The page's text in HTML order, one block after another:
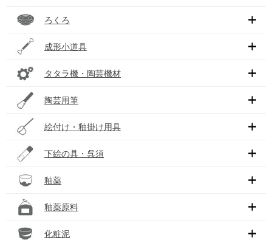
ろくろ
成形小道具
タタラ機・陶芸機材
陶芸用筆
絵付け・釉掛け用具
下絵の具・呉須
釉薬
釉薬原料
化粧泥